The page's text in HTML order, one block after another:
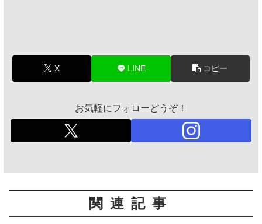
X LINE コピー
お気軽にフォローどうぞ！
関連記事